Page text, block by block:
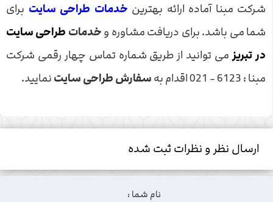
شرکت مبنا آماده ارائه بهترین خدمات طراحی سایتبرای
شما می باشد. برای دریافت مشاوره وخدمات طراحی سایت
در تبریزمی توانید از طریق شماره تماس چهار رقمی شرکت
مبنا : 6123 - 021 اقدام به
سفارش طراحی سایتنمایید.
ارسال نظر و نظرات ثبت شده
نام شما :